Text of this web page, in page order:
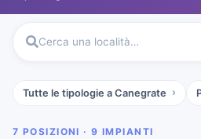
Cerca una località…
Tutte le tipologie a Canegrate
7 POSIZIONI · 9 IMPIANTI